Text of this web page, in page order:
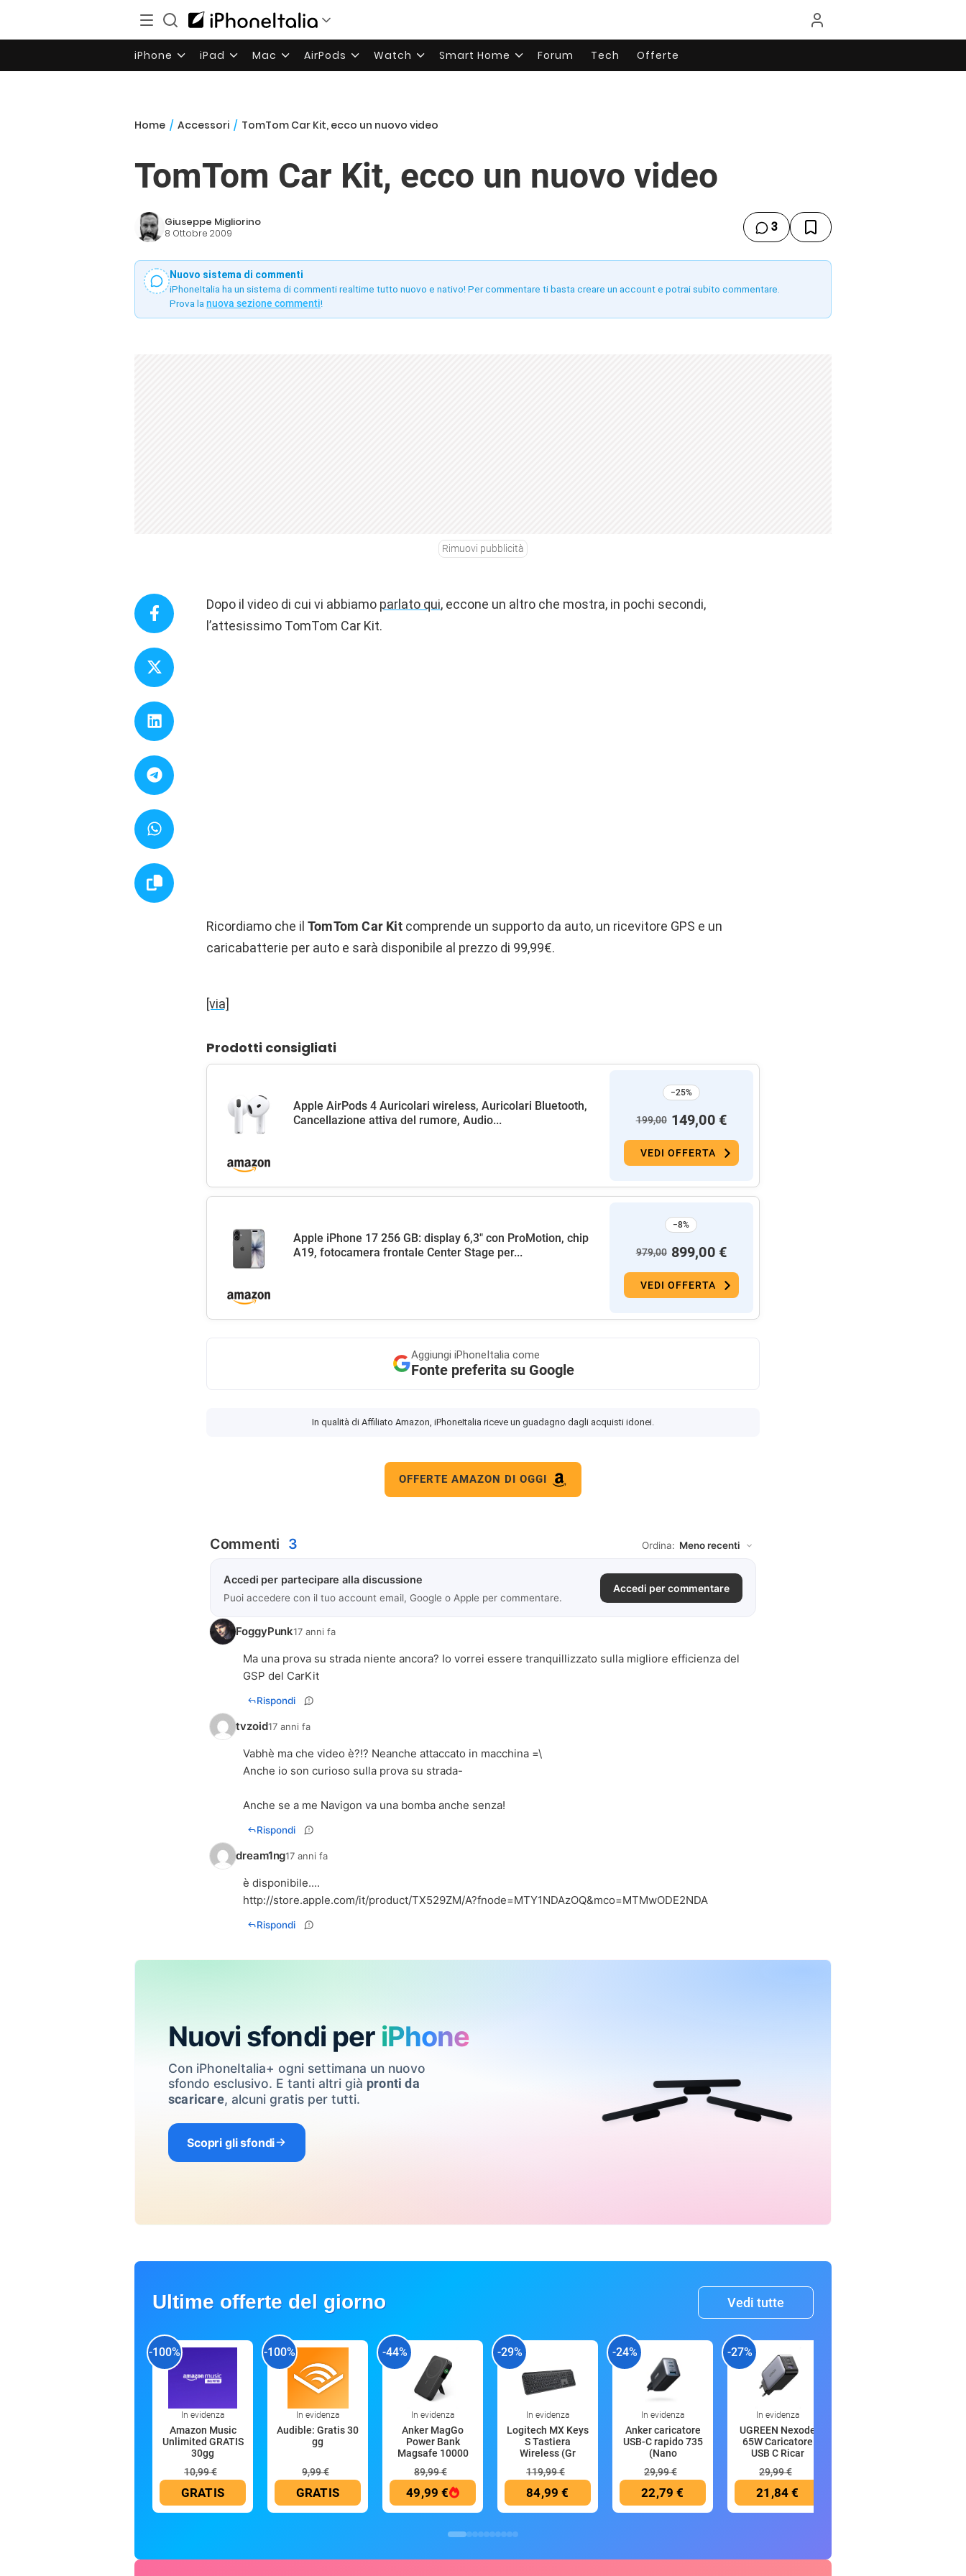
iPhone iPad Mac AirPods Watch Smart Home Forum Tech Offerte
Home / Accessori / TomTom Car Kit, ecco un nuovo video
TomTom Car Kit, ecco un nuovo video
Giuseppe Migliorino
8 Ottobre 2009 3
Nuovo sistema di commenti
iPhoneItalia ha un sistema di commenti realtime tutto nuovo e nativo! Per commentare ti basta creare un account e potrai subito commentare.
Prova la nuova sezione commenti!
Rimuovi pubblicità
Dopo il video di cui vi abbiamo parlato qui, eccone un altro che mostra, in pochi secondi,
l’attesissimo TomTom Car Kit.
Ricordiamo che il TomTom Car Kit comprende un supporto da auto, un ricevitore GPS e un
caricabatterie per auto e sarà disponibile al prezzo di 99,99€.
[via]
Prodotti consigliati
Apple AirPods 4 Auricolari wireless, Auricolari Bluetooth,
Cancellazione attiva del rumore, Audio...
−25%
199,00 149,00 €
VEDI OFFERTA
Apple iPhone 17 256 GB: display 6,3" con ProMotion, chip
A19, fotocamera frontale Center Stage per...
−8%
979,00 899,00 €
VEDI OFFERTA
Aggiungi iPhoneItalia come
Fonte preferita su Google
In qualità di Affiliato Amazon, iPhoneItalia riceve un guadagno dagli acquisti idonei.
OFFERTE AMAZON DI OGGI
Commenti 3 Ordina:
Accedi per partecipare alla discussione
Puoi accedere con il tuo account email, Google o Apple per commentare.
Accedi per commentare
FoggyPunk17 anni fa
Ma una prova su strada niente ancora? Io vorrei essere tranquillizzato sulla migliore efficienza del
GSP del CarKit
Rispondi
tvzoid17 anni fa
Vabhè ma che video è?!? Neanche attaccato in macchina =\
Anche io son curioso sulla prova su strada-
Anche se a me Navigon va una bomba anche senza!
Rispondi
dream1ng17 anni fa
http://store.apple.com/it/product/TX529ZM/A?fnode=MTY1NDAzOQ&mco=MTMwODE2NDA
Rispondi
Nuovi sfondi per iPhone
Con iPhoneItalia+ ogni settimana un nuovo
sfondo esclusivo. E tanti altri già pronti da
scaricare, alcuni gratis per tutti.
Scopri gli sfondi
Ultime offerte del giorno Vedi tutte
-100%
In evidenza
Amazon Music
Unlimited GRATIS
30gg
10,99 €
GRATIS
-100%
In evidenza
Audible: Gratis 30
gg
9,99 €
GRATIS
-44%
In evidenza
Anker MagGo
Power Bank
Magsafe 10000
89,99 €
49,99 €
-29%
In evidenza
Logitech MX Keys
S Tastiera
Wireless (Gr
119,99 €
84,99 €
-24%
In evidenza
Anker caricatore
USB-C rapido 735
(Nano
29,99 €
22,79 €
-27%
In evidenza
UGREEN Nexode
65W Caricatore
USB C Ricar
29,99 €
21,84 €